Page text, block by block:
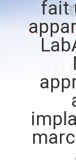
VISITE
D'USINE
NOUVELLES
fait